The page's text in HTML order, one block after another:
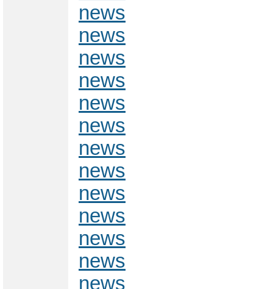
news
news
news
news
news
news
news
news
news
news
news
news
news